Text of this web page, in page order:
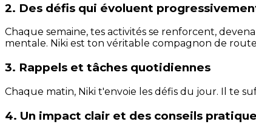
2. Des défis qui évoluent
Chaque semaine, tes activités se renforcent,
mentale. Niki est ton véritable compagnon de
3. Rappels et tâches quotidiennes
Chaque matin, Niki t'envoie les défis du jour. Il te
4. Un impact clair et des conseils